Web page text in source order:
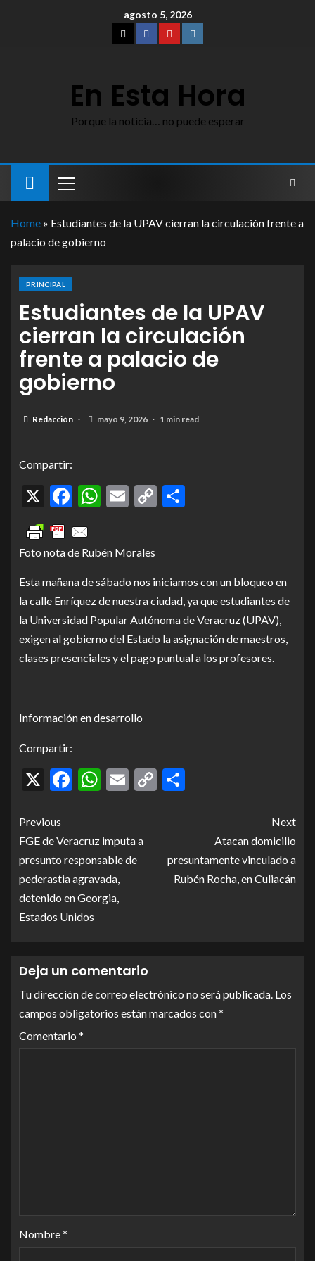
agosto 5, 2026
En Esta Hora
Porque la noticia… no puede esperar
Home » Estudiantes de la UPAV cierran la circulación frente a
palacio de gobierno
PRINCIPAL
Estudiantes de la UPAV
cierran la circulación
frente a palacio de
gobierno
Redacción mayo 9, 2026 1 min read
Compartir:
X Facebook
WhatsApp
Email
Copy
Foto nota de Rubén Morales
Esta mañana de sábado nos iniciamos con un bloqueo en
la calle Enríquez de nuestra ciudad, ya que estudiantes de
la Universidad Popular Autónoma de Veracruz (UPAV),
exigen al gobierno del Estado la asignación de maestros,
clases presenciales y el pago puntual a los profesores.
Información en desarrollo
Compartir:
X Facebook
WhatsApp
Email
Copy
Previous
FGE de Veracruz imputa a
presunto responsable de
pederastia agravada,
detenido en Georgia,
Estados Unidos
Next
Atacan domicilio
presuntamente vinculado a
Rubén Rocha, en Culiacán
Deja un comentario
Tu dirección de correo electrónico no será publicada. Los
campos obligatorios están marcados con*
Comentario *
Nombre*